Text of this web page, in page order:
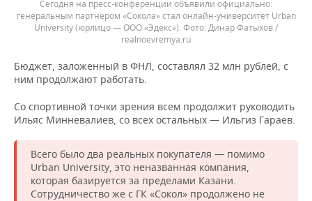
Сегодня на пресс-конференции объявили официально:
генеральным партнером «Сокола» стал онлайн-университет Urban
University (юрлицо — ООО «Эдекс»).
Динар Фатыхов /
realnoevremya.ru
Бюджет, заложенный в ФНЛ, составлял 32 млн рублей, с
ним продолжают работать.
Со спортивной точки зрения всем продолжит руководить
Ильяс Минневалиев, со всех остальных — Ильгиз Гараев.
Всего было два реальных покупателя — помимо
Urban University, это неназванная компания,
которая базируется за пределами Казани.
Сотрудничество же с ГК «Сокол» продолжено не